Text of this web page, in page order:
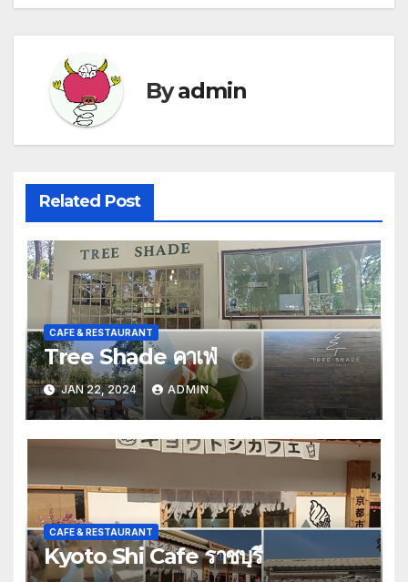
Byadmin
Related Post
CAFE & RESTAURANT
Tree Shade คาเฟ่
JAN 22, 2024 ADMIN
CAFE & RESTAURANT
Kyoto Shi Cafe ราชบุรี